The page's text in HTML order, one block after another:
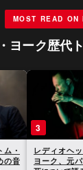
MOST READ ON
ヨーク歴代
・
ーの
4
トム・ヨー
の当選直後